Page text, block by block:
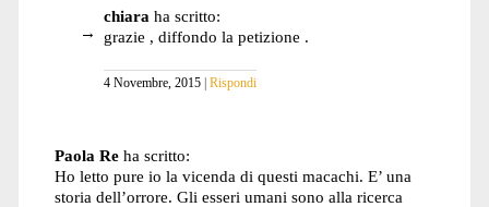
chiara ha scritto:
grazie , diffondo la petizione .
4 Novembre, 2015 Rispondi
Paola Re ha scritto:
Ho letto pure io la vicenda di questi macachi. E’ una
storia dell’orrore. Gli esseri umani sono alla ricerca